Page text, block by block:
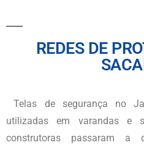
REDES DE
Telas de segurança no
utilizadas em varandas e
construtoras passaram a